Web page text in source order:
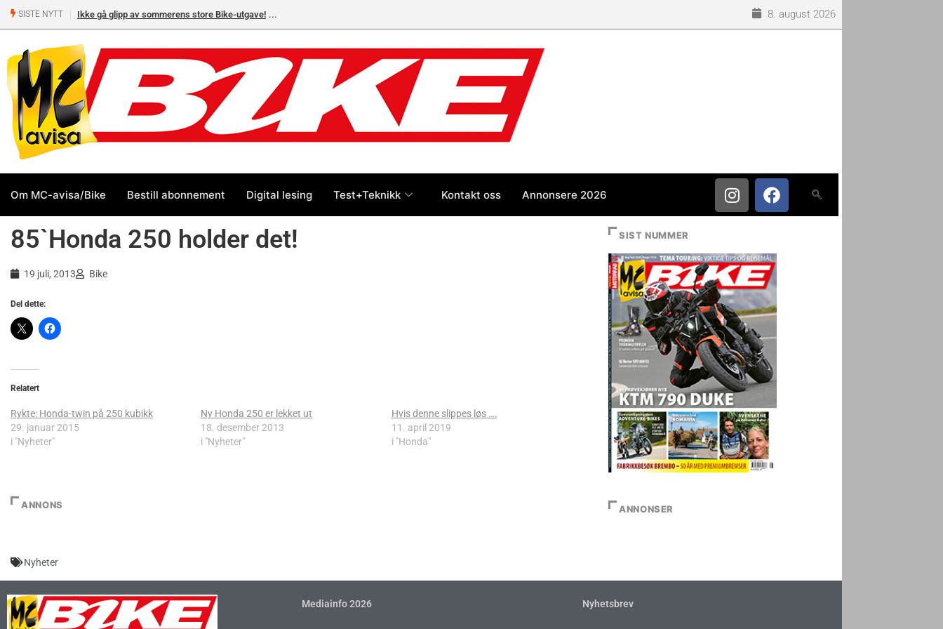
SISTE NYTT Ikke gå glipp av sommerens store Bike-utgave! 8. august 2026
Om MC-avisa/Bike Bestill abonnement Digital lesing Test+Teknikk Kontakt oss Annonsere 2026
85`Honda 250 holder det!
19 juli, 2013 Bike
Del dette:
Relatert
Rykte: Honda-twin på 250 kubikk
29. januar 2015
i "Nyheter"
Ny Honda 250 er lekket ut
18. desember 2013
i "Nyheter"
Hvis denne slippes løs ….
11. april 2019
i "Honda"
ANNONS
Nyheter
SIST NUMMER
ANNONSER
Mediainfo 2026 Nyhetsbrev